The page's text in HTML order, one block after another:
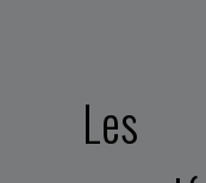
Les